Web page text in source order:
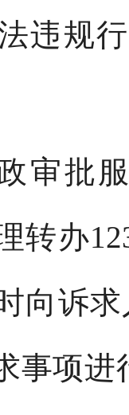
违规
审批
转办
向诉
事项